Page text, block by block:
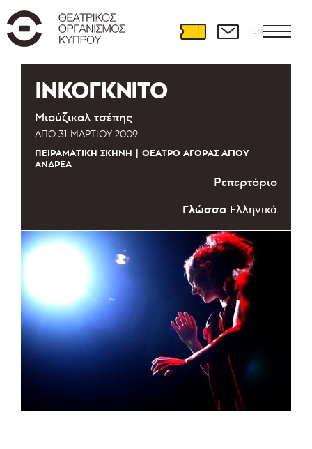
EN
ΙΝΚΟΓΚΝΙΤΟ
Μιούζικαλ τσέπης
ΑΠΌ 31 ΜΑΡΤΊΟΥ 2009
ΠΕΙΡΑΜΑΤΙΚΉ ΣΚΗΝΉ
ΘΈΑΤΡΟ ΑΓΟΡΆΣ ΑΓΊΟΥ
ΑΝΔΡΈΑ
Ρεπερτόριο
Γλώσσα Ελληνικά